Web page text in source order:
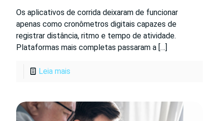
Os aplicativos de corrida deixaram de funcionar
apenas como cronômetros digitais capazes de
registrar distância, ritmo e tempo de atividade.
Plataformas mais completas passaram a […]
Leia mais